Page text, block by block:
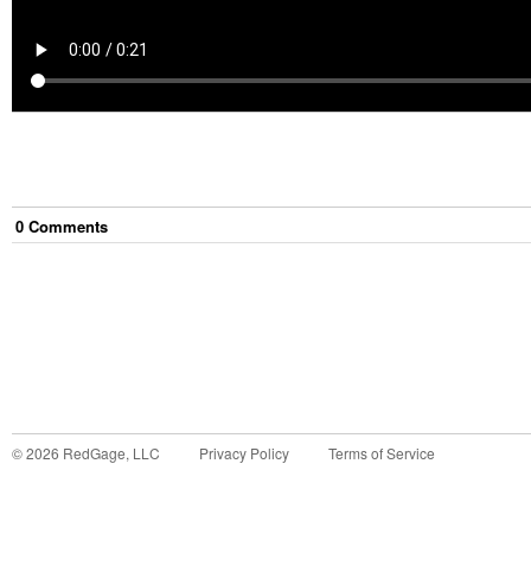
0 Comments
©2026 RedGage, LLC Privacy Policy Terms of Service